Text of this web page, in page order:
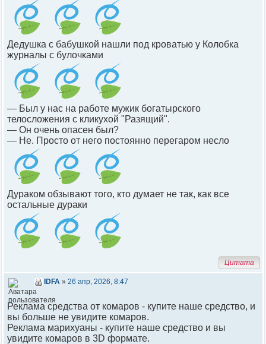
Дедушка с бабушкой нашли под кроватью у Колобка
журналы с булочками
— Был у нас на работе мужик богатырского
телосложения с кликухой "Разящий".
— Он очень опасен был?
— Не. Просто от него постоянно перегаром несло
Дураком обзывают того, кто думает не так, как все
остальные дураки
Цитата
IDFA » 26 апр, 2026, 8:47
Реклама средства от комаров - купите наше средство, и
вы больше не увидите комаров.
Реклама марихуаны - купите наше средство и вы
увидите комаров в 3D формате.